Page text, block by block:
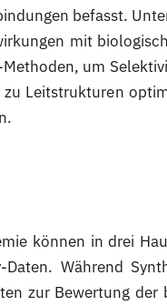
befasst.
mit
um
Leitstrukturen
können in drei
Während
zur Bewertung